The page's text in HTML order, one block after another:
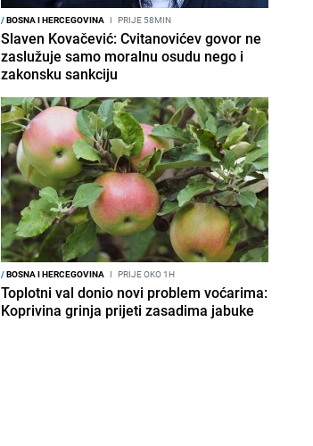
/BOSNA I HERCEGOVINA I PRIJE 58MIN
Slaven Kovačević: Cvitanovićev govor ne
zaslužuje samo moralnu osudu nego i
zakonsku sankciju
/BOSNA I HERCEGOVINA I PRIJE OKO 1H
Toplotni val donio novi problem voćarima:
Koprivina grinja prijeti zasadima jabuke